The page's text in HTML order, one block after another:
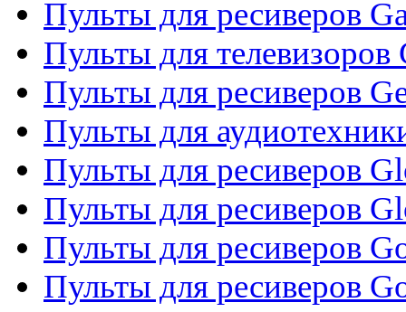
Пульты для ресиверов
Пульты для телевизоров
Пульты для ресиверов
Пульты для
Пульты для ресиверов
Пульты для ресиверов
Пульты для ресиверов
Пульты для ресиверов